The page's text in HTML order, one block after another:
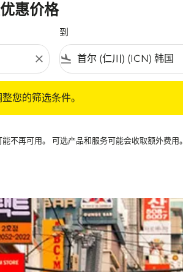
惠价格
close
到
flight_land
您的筛选条件。
不再可用。 可选产品和服务可能会收取额外费用。